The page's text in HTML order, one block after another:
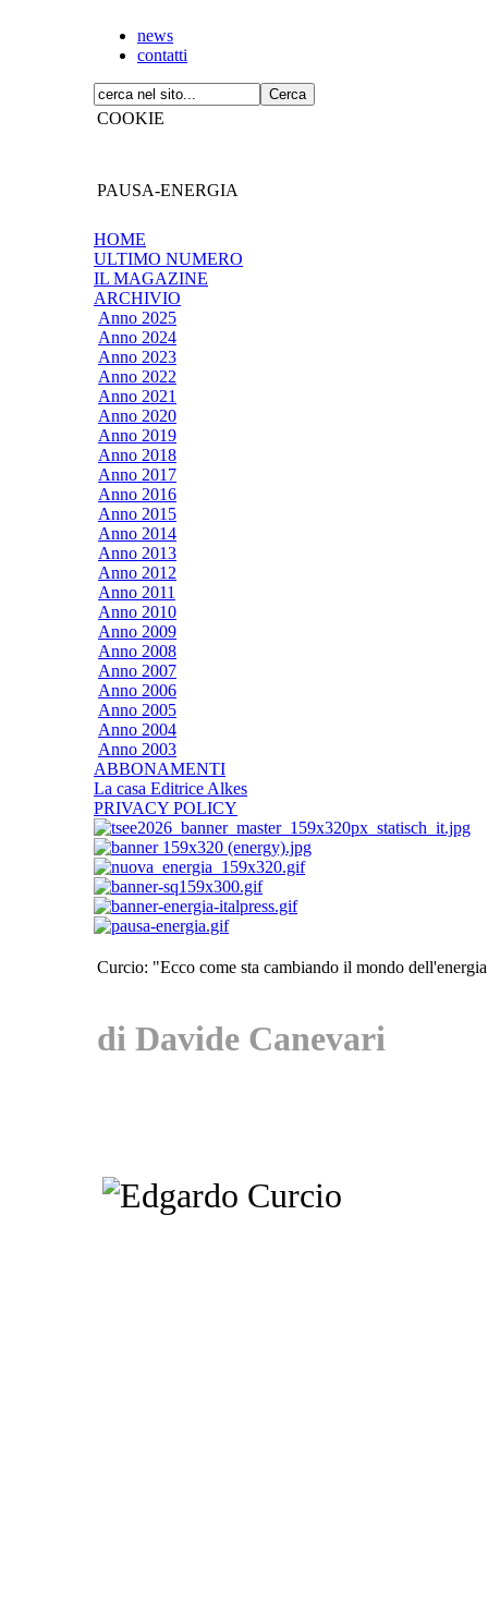
news
contatti
COOKIE
PAUSA-ENERGIA
HOME
ULTIMO NUMERO
IL MAGAZINE
ARCHIVIO
Anno 2025
Anno 2024
Anno 2023
Anno 2022
Anno 2021
Anno 2020
Anno 2019
Anno 2018
Anno 2017
Anno 2016
Anno 2015
Anno 2014
Anno 2013
Anno 2012
Anno 2011
Anno 2010
Anno 2009
Anno 2008
Anno 2007
Anno 2006
Anno 2005
Anno 2004
Anno 2003
ABBONAMENTI
La casa Editrice Alkes
PRIVACY POLICY
Curcio: "Ecco come sta cambiando il mondo
di Davide Canevari